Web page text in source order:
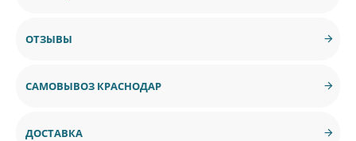
ОТЗЫВЫ
САМОВЫВОЗ КРАСНОДАР
ДОСТАВКА